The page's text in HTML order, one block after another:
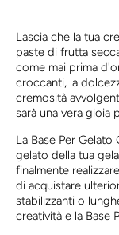
Lascia che la tua
paste di frutta
come mai prima
croccanti, la
cremosità
sarà una vera gioia
La Base Per
gelato della tua
finalmente
di acquistare
stabilizzanti o
creatività e la Base